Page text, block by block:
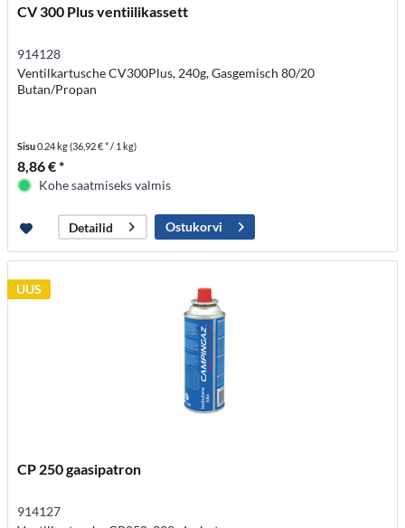
CV 300 Plus ventiilikassett
914128
Ventilkartusche CV300Plus, 240g, Gasgemisch 80/20
Butan/Propan
Sisu0.24 kg(36,92 € * / 1 kg)
8,86 € *
Kohe saatmiseks valmis
Detailid Ostukorvi
UUS
CP 250 gaasipatron
914127